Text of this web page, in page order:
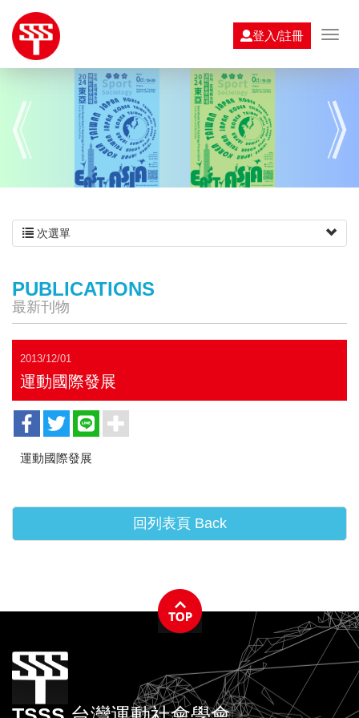
登入/註冊
次選單
PUBLICATIONS
最新刊物
2013/12/01
運動國際發展
運動國際發展
回列表頁 Back